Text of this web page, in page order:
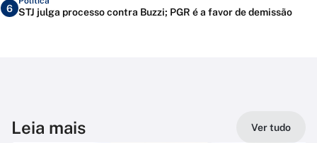
6 STJ julga processo contra Buzzi; PGR é a favor de demissão
Leia mais Ver tudo